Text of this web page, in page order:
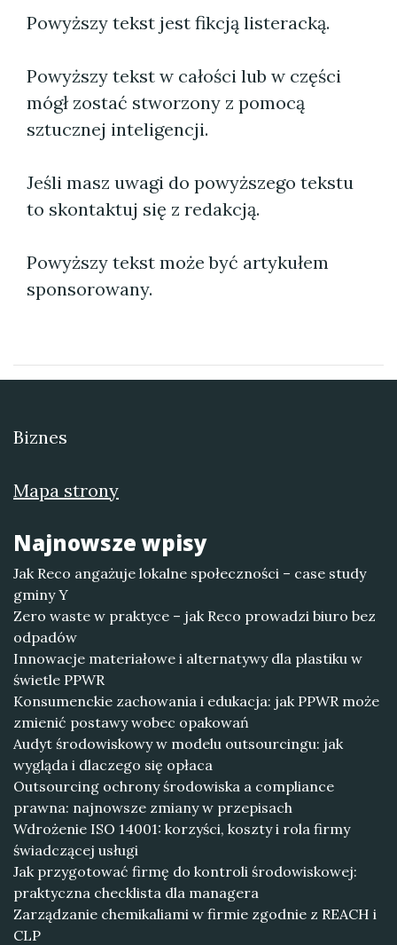
Powyższy tekst jest fikcją listeracką.
Powyższy tekst w całości lub w części
mógł zostać stworzony z pomocą
sztucznej inteligencji.
Jeśli masz uwagi do powyższego tekstu
to skontaktuj się z redakcją.
Powyższy tekst może być artykułem
sponsorowany.
Biznes
Mapa strony
Najnowsze wpisy
Jak Reco angażuje lokalne społeczności – case study
gminy Y
Zero waste w praktyce – jak Reco prowadzi biuro bez
odpadów
Innowacje materiałowe i alternatywy dla plastiku w
świetle PPWR
Konsumenckie zachowania i edukacja: jak PPWR może
zmienić postawy wobec opakowań
Audyt środowiskowy w modelu outsourcingu: jak
wygląda i dlaczego się opłaca
Outsourcing ochrony środowiska a compliance
prawna: najnowsze zmiany w przepisach
Wdrożenie ISO 14001: korzyści, koszty i rola firmy
świadczącej usługi
Jak przygotować firmę do kontroli środowiskowej:
praktyczna checklista dla managera
Zarządzanie chemikaliami w firmie zgodnie z REACH i
CLP